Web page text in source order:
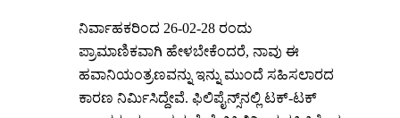
ನಿರ್ವಾಹಕರಿಂದ 26-02-28 ರಂದು
ಪ್ರಾಮಾಣಿಕವಾಗಿ ಹೇಳಬೇಕೆಂದರೆ, ನಾವು ಈ
ಹವಾನಿಯಂತ್ರಣವನ್ನು ಇನ್ನು ಮುಂದೆ ಸಹಿಸಲಾರದ
ಕಾರಣ ನಿರ್ಮಿಸಿದ್ದೇವೆ. ಫಿಲಿಪೈನ್ಸ್‌ನಲ್ಲಿ ಟಕ್-ಟಕ್